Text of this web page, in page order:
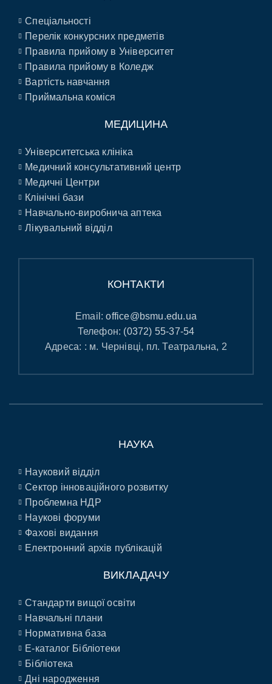
Спеціальності
Перелік конкурсних предметів
Правила прийому в Університет
Правила прийому в Коледж
Вартість навчання
Приймальна коміся
МЕДИЦИНА
Університетська клініка
Медичний консультативний центр
Медичні Центри
Клінічні бази
Навчально-виробнича аптека
Лікувальний відділ
КОНТАКТИ
Email:office@bsmu.edu.ua
Телефон: (0372) 55-37-54
Адреса: : м. Чернівці, пл. Театральна, 2
НАУКА
Науковий відділ
Сектор інноваційного розвитку
Проблемна НДР
Наукові форуми
Фахові видання
Електронний архів публікацій
ВИКЛАДАЧУ
Стандарти вищої освіти
Навчальні плани
Нормативна база
E-каталог Бібліотеки
Бібліотека
Дні народження